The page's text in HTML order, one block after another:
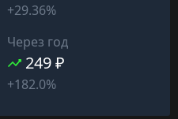
+29.36%
Через год
249 ₽
+182.0%